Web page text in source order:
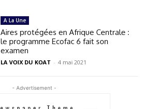
A La Une
Aires protégées en Afrique Centrale :
le programme Ecofac 6 fait son
examen
LA VOIX DU KOAT - 4 mai 2021
- Advertisement -